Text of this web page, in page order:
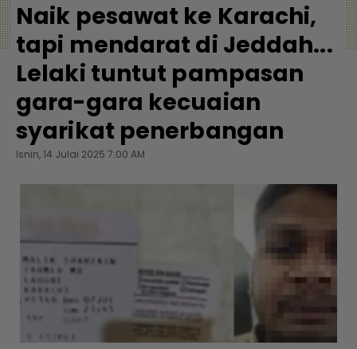
Naik pesawat ke Karachi,
tapi mendarat di Jeddah...
Lelaki tuntut pampasan
gara-gara kecuaian
syarikat penerbangan
Isnin, 14 Julai 2025 7:00 AM